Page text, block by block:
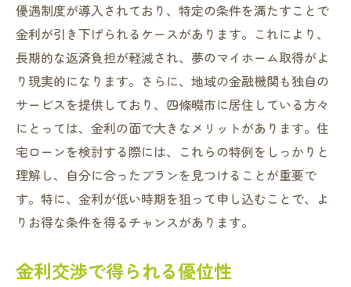
優遇制度が導入されており、特定の条件を満たすことで
金利が引き下げられるケースがあります。これにより、
長期的な返済負担が軽減され、夢のマイホーム取得がよ
り現実的になります。さらに、地域の金融機関も独自の
サービスを提供しており、四條畷市に居住している方々
にとっては、金利の面で大きなメリットがあります。住
宅ローンを検討する際には、これらの特例をしっかりと
理解し、自分に合ったプランを見つけることが重要で
す。特に、金利が低い時期を狙って申し込むことで、よ
りお得な条件を得るチャンスがあります。
金利交渉で得られる優位性